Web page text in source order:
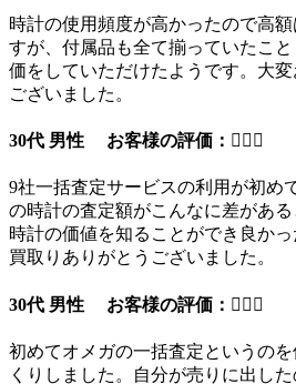
時計の使用頻度が高かったので高
すが、付属品も全て揃っていたこ
価をしていただけたようです。大
ございました。
30代 男性 お客様の評価：
9社一括査定サービスの利用が初め
の時計の査定額がこんなに差がある
時計の価値を知ることができ良か
買取りありがとうございました。
30代 男性 お客様の評価：
初めてオメガの一括査定というの
くりしました。自分が売りに出し